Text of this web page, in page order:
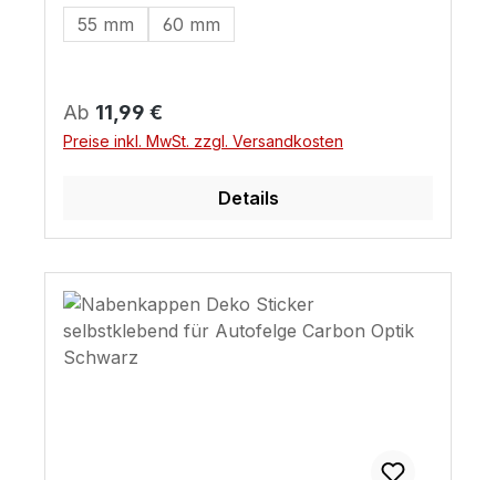
55 mm
60 mm
Regulärer Preis:
Ab 11,99 €
Preise inkl. MwSt. zzgl. Versandkosten
Details